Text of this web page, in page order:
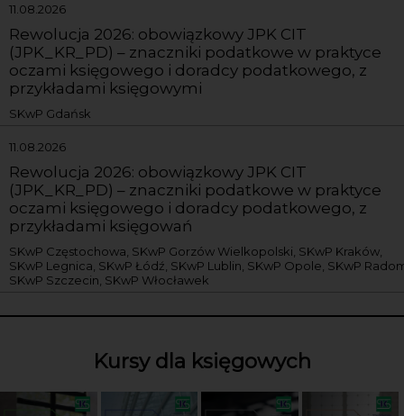
11.08.2026
Rewolucja 2026: obowiązkowy JPK CIT
(JPK_KR_PD) – znaczniki podatkowe w praktyce
oczami księgowego i doradcy podatkowego, z
przykładami księgowymi
SKwP Gdańsk
11.08.2026
Rewolucja 2026: obowiązkowy JPK CIT
(JPK_KR_PD) – znaczniki podatkowe w praktyce
oczami księgowego i doradcy podatkowego, z
przykładami księgowań
SKwP Częstochowa, SKwP Gorzów Wielkopolski, SKwP Kraków,
SKwP Legnica, SKwP Łódź, SKwP Lublin, SKwP Opole, SKwP
SKwP Szczecin, SKwP Włocławek
Kursy dla księgowych